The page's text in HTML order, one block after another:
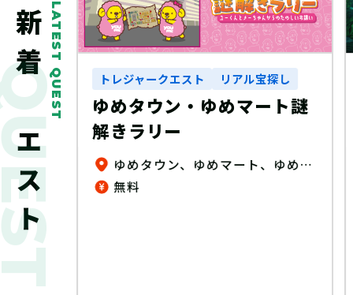
LATEST QUEST
新着クエスト
し
ト謎
ゆめタウン、ゆめマート、ゆめテラス、 ゆめシティ、ゆめモール店内（一部店舗除く）
トレジャークエスト リアル宝探し
マニュライフクエスト～妖
精と失われし力～
赤坂周辺エリア
無料